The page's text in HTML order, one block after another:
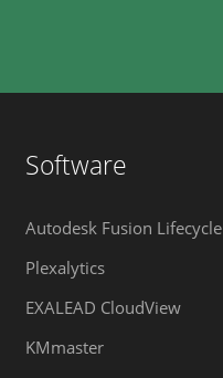
Software
Autodesk Fusion Lifecycle
Plexalytics
EXALEAD CloudView
KMmaster